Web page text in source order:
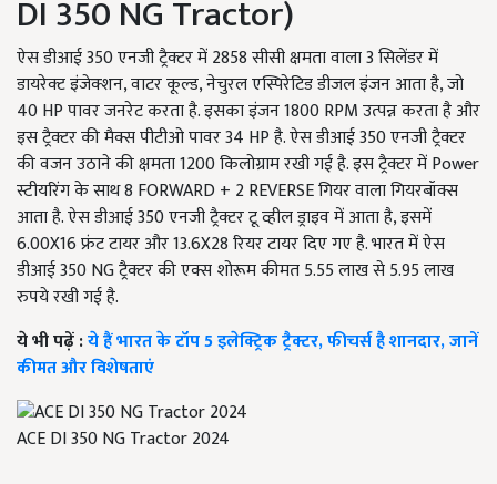
DI 350 NG Tractor)
ऐस डीआई 350 एनजी ट्रैक्टर में 2858 सीसी क्षमता वाला 3 सिलेंडर में
डायरेक्ट इंजेक्शन, वाटर कूल्ड, नेचुरल एस्पिरेटिड डीजल इंजन आता है, जो
40 HP पावर जनरेट करता है. इसका इंजन 1800 RPM उत्पन्न करता है और
इस ट्रैक्टर की मैक्स पीटीओ पावर 34 HP है. ऐस डीआई 350 एनजी ट्रैक्टर
की वजन उठाने की क्षमता 1200 किलोग्राम रखी गई है. इस ट्रैक्टर में Power
स्टीयरिंग के साथ 8 FORWARD + 2 REVERSE गियर वाला गियरबॉक्स
आता है. ऐस डीआई 350 एनजी ट्रैक्टर टू व्हील ड्राइव में आता है, इसमें
6.00X16 फ्रंट टायर और 13.6X28 रियर टायर दिए गए है. भारत में ऐस
डीआई 350 NG ट्रैक्टर की एक्स शोरूम कीमत 5.55 लाख से 5.95 लाख
रुपये रखी गई है.
ये भी पढ़ें :ये हैं भारत के टॉप 5 इलेक्ट्रिक ट्रैक्टर, फीचर्स है शानदार, जानें
कीमत और विशेषताएं
ACE DI 350 NG Tractor 2024